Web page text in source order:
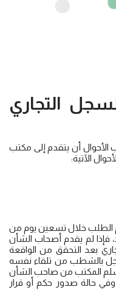
التجاري
الأحوال أن يتقدم إلى مكتب
الآتية:
الطلب خلال تسعين يوم من
فإذا لم يقدم أصحاب الشأن
بعد التحقق من الواقعة
بالشطب من تلقاء نفسه
المكتب من صاحب الشأن
حالة صدور حكم أو قرار